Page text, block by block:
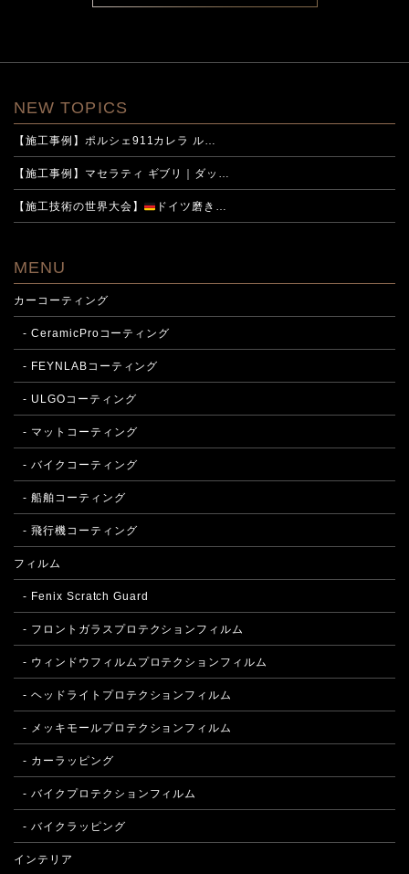
NEW TOPICS
【施工事例】ポルシェ911カレラ ル…
【施工事例】マセラティ ギブリ｜ダッ…
【施工技術の世界大会】 ドイツ磨き…
MENU
カーコーティング
- CeramicProコーティング
- FEYNLABコーティング
- ULGOコーティング
- マットコーティング
- バイクコーティング
- 船舶コーティング
- 飛行機コーティング
フィルム
- Fenix Scratch Guard
- フロントガラスプロテクションフィルム
- ウィンドウフィルムプロテクションフィルム
- ヘッドライトプロテクションフィルム
- メッキモールプロテクションフィルム
- カーラッピング
- バイクプロテクションフィルム
- バイクラッピング
インテリア